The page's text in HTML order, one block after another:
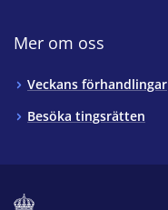
Mer om oss
Veckans förhandlingar
Besöka tingsrätten